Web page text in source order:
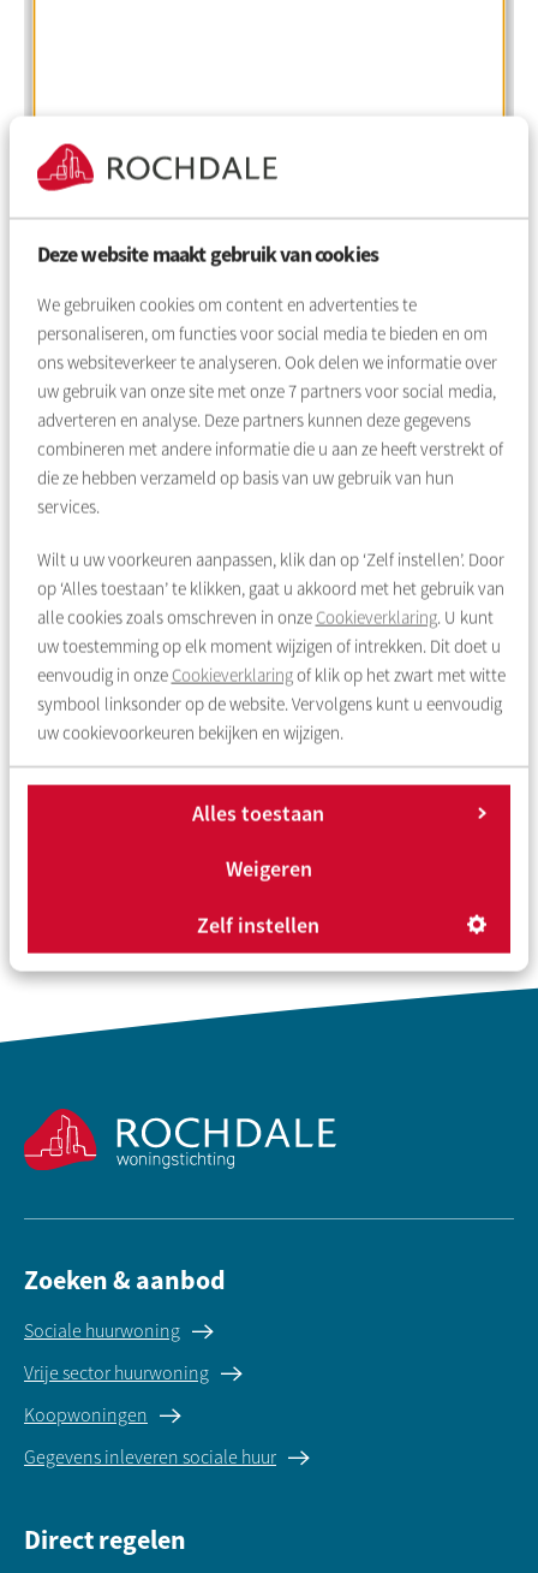
Deze website maakt gebruik van cookies
We gebruiken cookies om content en advertenties te
personaliseren, om functies voor social media te bieden en om
ons websiteverkeer te analyseren. Ook delen we informatie over
uw gebruik van onze site met onze7 partners voor social media,
adverteren en analyse. Deze partners kunnen deze gegevens
combineren met andere informatie die u aan ze heeft verstrekt of
die ze hebben verzameld op basis van uw gebruik van hun
services.
Wilt u uw voorkeuren aanpassen, klik dan op ‘Zelf instellen’. Door
op ‘Alles toestaan’ te klikken, gaat u akkoord met het gebruik van
alle cookies zoals omschreven in onze Cookieverklaring. U kunt
uw toestemming op elk moment wijzigen of intrekken. Dit doet u
eenvoudig in onze Cookieverklaringof klik op het zwart met witte
symbool linksonder op de website. Vervolgens kunt u eenvoudig
uw cookievoorkeuren bekijken en wijzigen.
Alles toestaan
Weigeren
Zelf instellen
Zoeken & aanbod
Sociale huurwoning
Vrije sector huurwoning
Koopwoningen
Gegevens inleveren sociale huur
Direct regelen